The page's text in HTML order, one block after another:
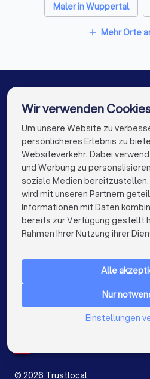
Maler in Wuppertal
Maler in Berlin
Maler in Düsseldorf
Maler in Essen
Maler in Nürnberg
Maler in Hannover
Maler in Duisburg
Maler in Bielefeld
add Mehr Orte
Die besten Maler für Sie
info@trustlocal.de
FÜR PRIVATPERSONEN
Niederlande
© 2026 Trustlocal
Wir verwenden
Um unsere Website zu
persönlicheres Erlebnis zu
Websiteverkehr. Dabei
und Werbung zu
soziale Medien bereitzustellen.
wird mit unseren Partnern
Informationen mit Daten
bereits zur Verfügung gestellt
Rahmen Ihrer Nutzung ihrer
Alle
Nur
Einstellungen